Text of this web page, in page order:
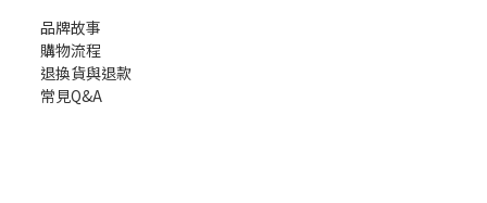
品牌故事
購物流程
退換貨與退款
常見Q&A